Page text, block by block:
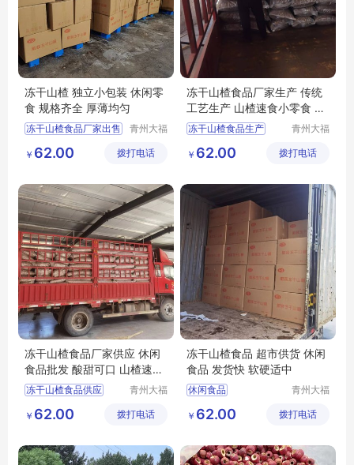
冻干山楂 独立小包装 休闲零
食 规格齐全 厚薄均匀
冻干山楂食品厂家出售
冻干山楂食品出售
冻干山楂食品供应
青州大福
展有限公
￥ 62.00 拨打电话
冻干山楂食品厂家生产 传统
工艺生产 山楂速食小零食 休
闲食品批发
冻干山楂食品生产
冻干山楂制品生产厂家
冻干山楂食品厂家供应
青州大福
展有限公
￥ 62.00 拨打电话
冻干山楂食品厂家供应 休闲
食品批发 酸甜可口 山楂速食
小零食
冻干山楂食品供应
休闲食品批发
冻干山楂食品生产
青州大福
展有限公
￥ 62.00 拨打电话
冻干山楂食品 超市供货 休闲
食品 发货快 软硬适中
休闲食品
冻干山楂制品出售
冻干山楂厂家
青州大福
展有限公
￥ 62.00 拨打电话